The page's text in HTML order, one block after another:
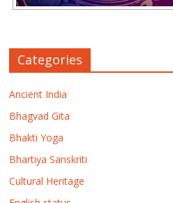
Categories
Ancient India
Bhagvad Gita
Bhakti Yoga
Bhartiya Sanskriti
Cultural Heritage